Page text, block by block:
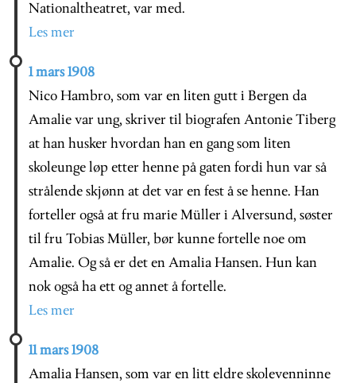
Nationaltheatret, var med.
Les mer
1 mars 1908
Nico Hambro, som var en liten gutt i Bergen da
Amalie var ung, skriver til biografen Antonie Tiberg
at han husker hvordan han en gang som liten
skoleunge løp etter henne på gaten fordi hun var så
strålende skjønn at det var en fest å se henne. Han
forteller også at fru marie Müller i Alversund, søster
til fru Tobias Müller, bør kunne fortelle noe om
Amalie. Og så er det en Amalia Hansen. Hun kan
nok også ha ett og annet å fortelle.
Les mer
11 mars 1908
Amalia Hansen, som var en litt eldre skolevenninne